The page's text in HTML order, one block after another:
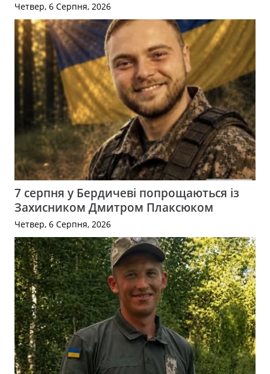
Четвер, 6 Серпня, 2026
7 серпня у Бердичеві попрощаються із
Захисником Дмитром Плаксюком
Четвер, 6 Серпня, 2026